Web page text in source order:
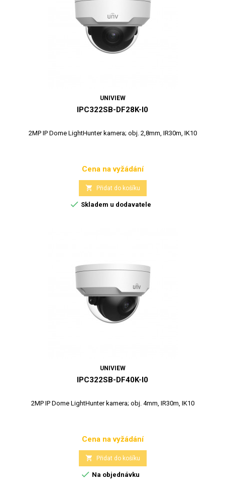
UNIVIEW
IPC322SB-DF28K-I0
2MP IP Dome LightHunter kamera; obj. 2,8mm, IR30m, IK10
Cena
Cena na vyžádání
 Přidat do košíku
 Skladem u dodavatele
UNIVIEW
IPC322SB-DF40K-I0
2MP IP Dome LightHunter kamera; obj. 4mm, IR30m, IK10
Cena
Cena na vyžádání
 Přidat do košíku
 Na objednávku